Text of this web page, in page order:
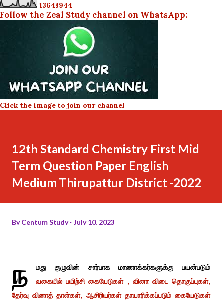
13648944
Follow the Zeal Study channel on WhatsApp:
Click the image to join our channel
12th Standard Chemistry First Mid
Term Question Paper English
Medium Thirupattur District -2022
ByCentum Study July 10, 2023
ந
மது குழுவின் சார்பாக மாணாக்கர்களுக்கு பயன்படும்
வகையில் பயிற்சி கையேடுகள் , வினா விடை தொகுப்புகள்,
தேர்வு வினாத் தாள்கள், ஆசிரியர்கள் தாயாரிக்கப்படும் கையேடுகள்